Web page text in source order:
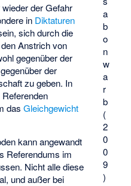
a
b
o
n
w
a
r
b
(
2
0
0
9
)
der Gefahr
in Diktaturen
sich durch die
Anstrich von
gegenüber der
der
zu geben. In
dasGleichgewicht
kann angewandt
Referendums im
Nicht alle diese
und außer bei